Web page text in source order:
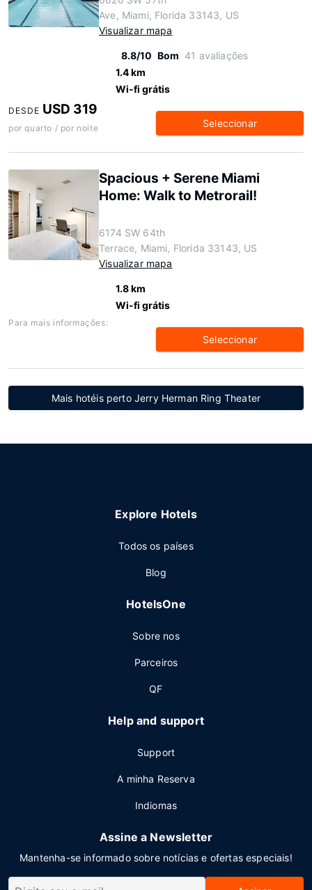
Ave, Miami, Florida 33143, US
Visualizar mapa
8.8/10 Bom 41 avaliações
1.4 km
Wi-fi grátis
DESDE USD 319
por quarto / por noite Seleccionar
Spacious + Serene Miami
Home: Walk to Metrorail!
6174 SW 64th
Terrace, Miami, Florida 33143, US
Visualizar mapa
1.8 km
Wi-fi grátis
Para mais informações:
Seleccionar
Mais hotéis perto Jerry Herman Ring Theater
Explore Hotels
Todos os países
Blog
HotelsOne
Sobre nos
Parceiros
QF
Help and support
Support
A minha Reserva
Indiomas
Assine a Newsletter
Mantenha-se informado sobre notícias e ofertas especiais!